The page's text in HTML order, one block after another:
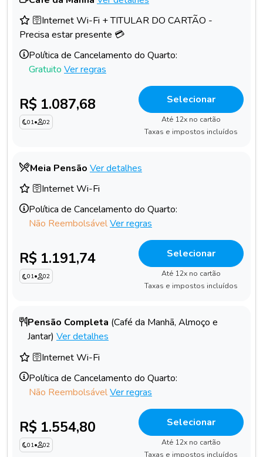
🛜Internet Wi-Fi + TITULAR DO CARTÃO -
Precisa estar presente 💳
Política de Cancelamento do Quarto:
Gratuito Ver regras
R$ 1.087,68
01• 02
Selecionar
Até 12x no cartão
Taxas e impostos incluídos
Meia Pensão Ver detalhes
🛜Internet Wi-Fi
Política de Cancelamento do Quarto:
Não ReembolsávelVer regras
R$ 1.191,74
01• 02
Selecionar
Até 12x no cartão
Taxas e impostos incluídos
Pensão Completa (Café da Manhã, Almoço e
Jantar) Ver detalhes
🛜Internet Wi-Fi
Política de Cancelamento do Quarto:
Não ReembolsávelVer regras
R$ 1.554,80
01• 02
Selecionar
Até 12x no cartão
Taxas e impostos incluídos